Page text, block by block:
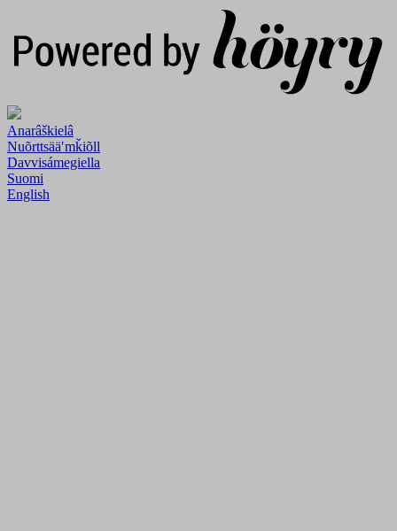
Anarâškielâ
Nuõrttsääʹmǩiõll
Davvisámegiella
Suomi
English